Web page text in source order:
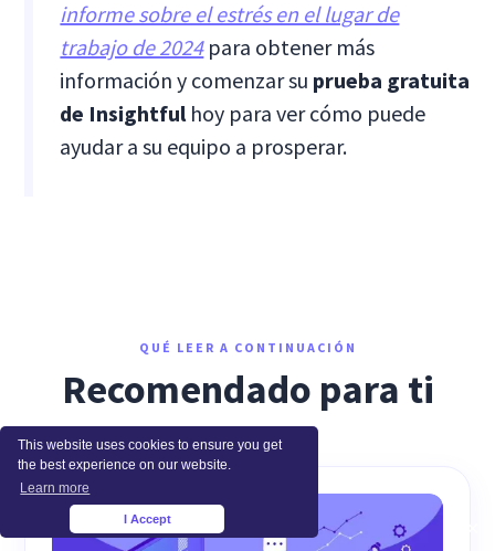
This website uses cookies to ensure you get
the best experience on our website.
Learn more
I Accept
informe sobre el estrés en el lugar de
trabajo de 2024para obtener más
información y comenzar su prueba gratuita
de Insightfulhoy para ver cómo puede
ayudar a su equipo a prosperar.
QUÉ LEER A CONTINUACIÓN
Recomendado para ti